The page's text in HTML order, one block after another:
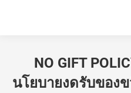
NO GIFT
นโยบายงดรับของ